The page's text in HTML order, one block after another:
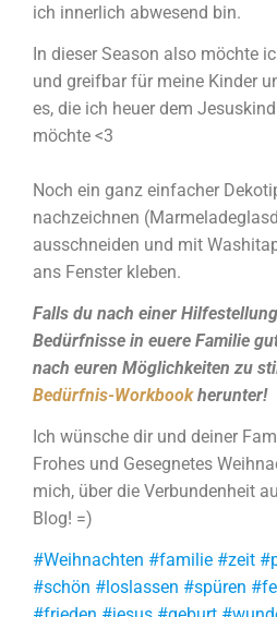
ich innerlich abwesend bin.
In dieser Season also möchte
und greifbar für meine Kinder
es, die ich heuer dem
möchte <3
Noch ein ganz einfacher
nachzeichnen
ausschneiden und mit
ans Fenster kleben.
Falls du nach einer
Bedürfnisse in euere Familie
nach euren Möglichkeiten zu
Bedürfnis-Workbookherunter!
Ich wünsche dir und deiner
Frohes und Gesegnetes
mich, über die Verbundenheit
Blog! =)
#Weihnachten #familie #zeit
#schön #loslassen #spüren